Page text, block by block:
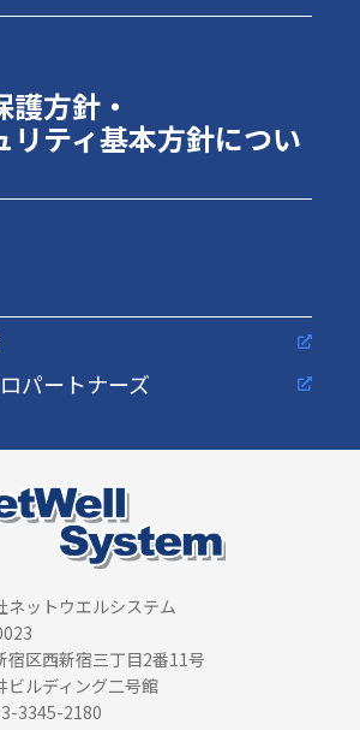
方針・
リティ基本方針につい
パートナーズ
ネットウエルシステム
宿区西新宿三丁目2番11号
ビルディング二号館
3345-2180